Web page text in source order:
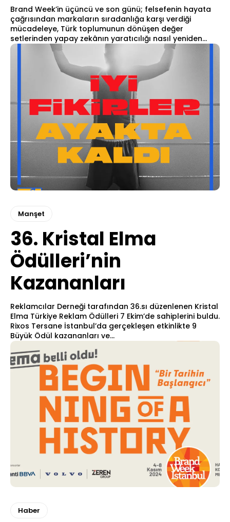
Brand Week’in üçüncü ve son günü; felsefenin hayata
çağrısından markaların sıradanlığa karşı verdiği
mücadeleye, Türk toplumunun dönüşen değer
setlerinden yapay zekânın yaratıcılığı nasıl yeniden...
Manşet
36. Kristal Elma
Ödülleri’nin
Kazananları
Reklamcılar Derneği tarafından 36.sı düzenlenen Kristal
Elma Türkiye Reklam Ödülleri 7 Ekim’de sahiplerini buldu.
Rixos Tersane İstanbul’da gerçekleşen etkinlikte 9
Büyük Ödül kazananları ve...
Haber